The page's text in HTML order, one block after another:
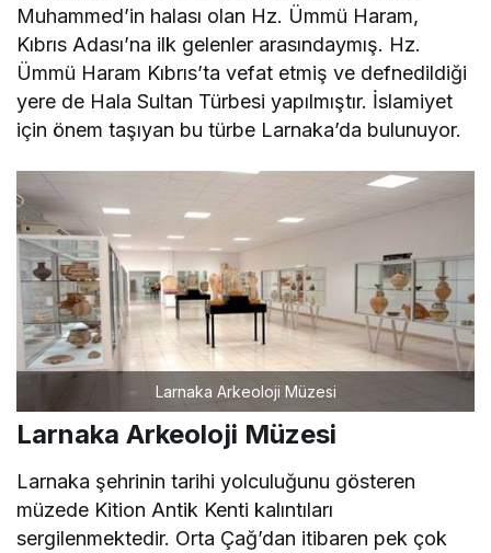
Muhammed’in halası olan Hz. Ümmü Haram,
Kıbrıs Adası’na ilk gelenler arasındaymış. Hz.
Ümmü Haram Kıbrıs’ta vefat etmiş ve defnedildiği
yere de Hala Sultan Türbesi yapılmıştır. İslamiyet
için önem taşıyan bu türbe Larnaka’da bulunuyor.
Larnaka Arkeoloji Müzesi
Larnaka Arkeoloji Müzesi
Larnaka şehrinin tarihi yolculuğunu gösteren
müzede Kition Antik Kenti kalıntıları
sergilenmektedir. Orta Çağ’dan itibaren pek çok